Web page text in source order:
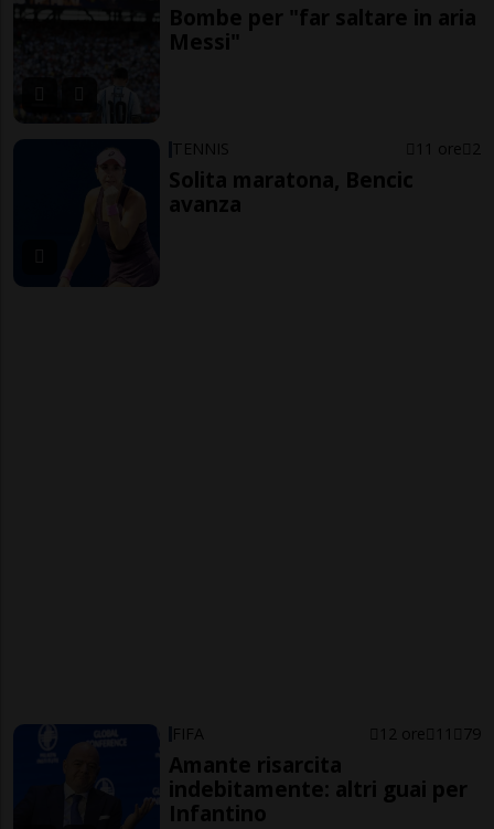
Bombe per "far saltare in aria
Messi"
TENNIS 11 ore 2
Solita maratona, Bencic
avanza
FIFA 12 ore 11 79
Amante risarcita
indebitamente: altri guai per
Infantino